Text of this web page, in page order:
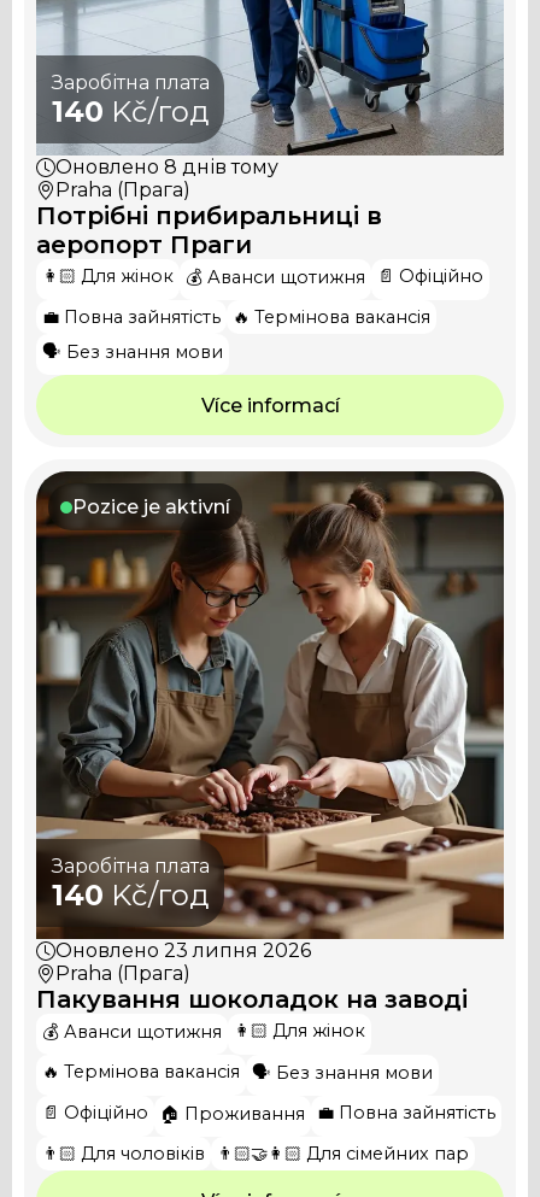
Заробітна плата
140 Kč/год
Оновлено 8 днів тому
Praha (Прага)
Потрібні прибиральниці в
аеропорт Праги
👩🏻 Для жінок 💰 Аванси щотижня
📄 Офіційно
💼 Повна зайнятість
🔥 Термінова вакансія
🗣️ Без знання мови
Více informací
Pozice je aktivní
Заробітна плата
140 Kč/год
Оновлено 23 липня 2026
Praha (Прага)
Пакування шоколадок на заводі
💰 Аванси щотижня
👩🏻 Для жінок
🔥 Термінова вакансія
🗣️ Без знання мови
📄 Офіційно
🏠 Проживання
💼 Повна зайнятість
👨🏻 Для чоловіків
👨🏻‍🤝‍👩🏻 Для сімейних пар